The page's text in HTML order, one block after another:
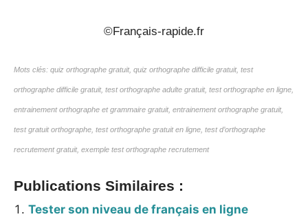
©Français-rapide.fr
Mots clés: quiz orthographe gratuit, quiz orthographe difficile gratuit, test
orthographe difficile gratuit, test orthographe adulte gratuit, test orthographe en ligne,
entrainement orthographe et grammaire gratuit, entrainement orthographe gratuit,
test gratuit orthographe, test orthographe gratuit en ligne, test d’orthographe
recrutement gratuit, exemple test orthographe recrutement
Publications Similaires :
Tester son niveau de français en ligne